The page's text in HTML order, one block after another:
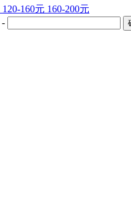
120-160元 160-200元
-